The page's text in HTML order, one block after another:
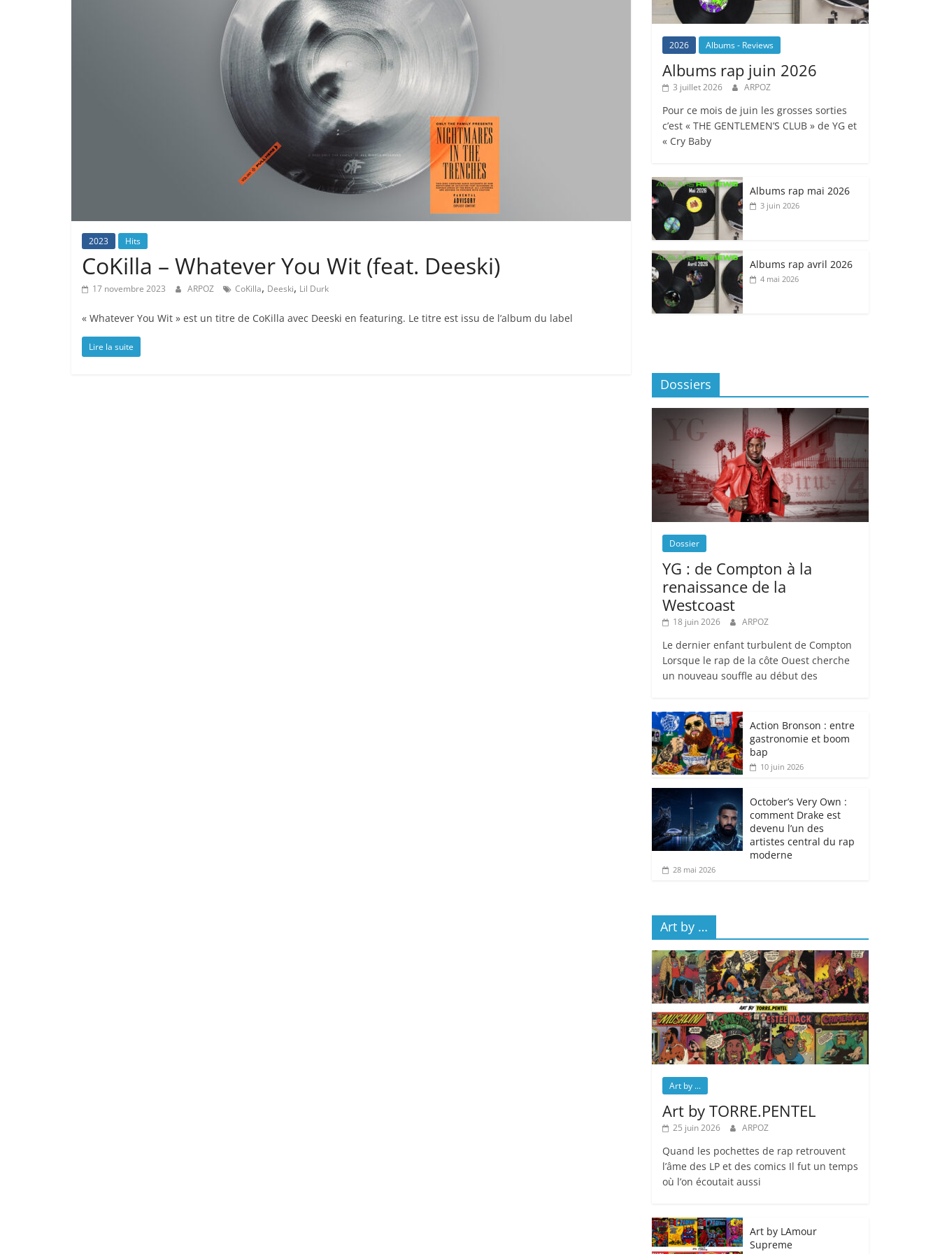
2023 Hits
CoKilla – Whatever You Wit (feat. Deeski)
17 novembre 2023 ARPOZ CoKilla, Deeski, Lil Durk
« Whatever You Wit » est un titre de CoKilla avec Deeski en featuring. Le titre est issu de l’album du label
Lire la suite
2026 Albums - Reviews
Albums rap juin 2026
3 juillet 2026 ARPOZ
Pour ce mois de juin les grosses sorties
c’est « THE GENTLEMEN’S CLUB » de YG et
« Cry Baby
Albums rap mai 2026
3 juin 2026
Albums rap avril 2026
4 mai 2026
Dossiers
Dossier
YG : de Compton à la
renaissance de la
Westcoast
18 juin 2026 ARPOZ
Le dernier enfant turbulent de Compton
Lorsque le rap de la côte Ouest cherche
un nouveau souffle au début des
Action Bronson : entre
gastronomie et boom
bap
10 juin 2026
October’s Very Own :
comment Drake est
devenu l’un des
artistes central du rap
moderne
28 mai 2026
Art by …
Art by ...
Art by TORRE.PENTEL
25 juin 2026 ARPOZ
Quand les pochettes de rap retrouvent
l’âme des LP et des comics Il fut un temps
où l’on écoutait aussi
Art by LAmour
Supreme